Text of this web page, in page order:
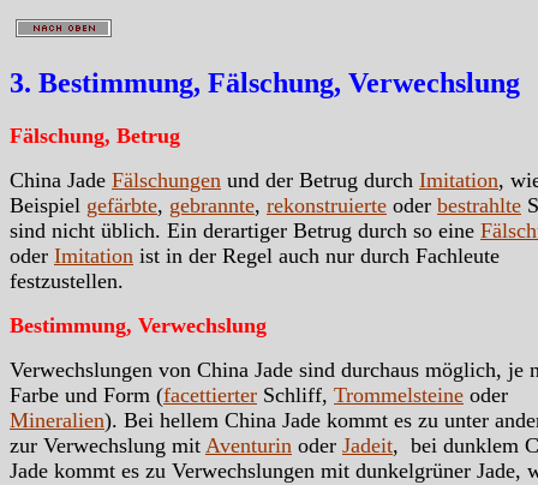
3. Bestimmung, Fälschung, Verwechslung
Fälschung, Betrug
China Jade Fälschungen und der Betrug durch Imitation,
Beispiel gefärbte, gebrannte, rekonstruierte oder bestrahlte
sind nicht üblich. Ein derartiger Betrug durch so eine
oder Imitation ist in der Regel auch nur durch Fachleute
festzustellen.
Bestimmung, Verwechslung
Verwechslungen von China Jade sind durchaus möglich, je
Farbe und Form (facettierter Schliff, Trommelsteine oder
Mineralien). Bei hellem China Jade kommt es zu unter
zur Verwechslung mit Aventurin oder Jadeit, bei dunklem
Jade kommt es zu Verwechslungen mit dunkelgrüner Jade,